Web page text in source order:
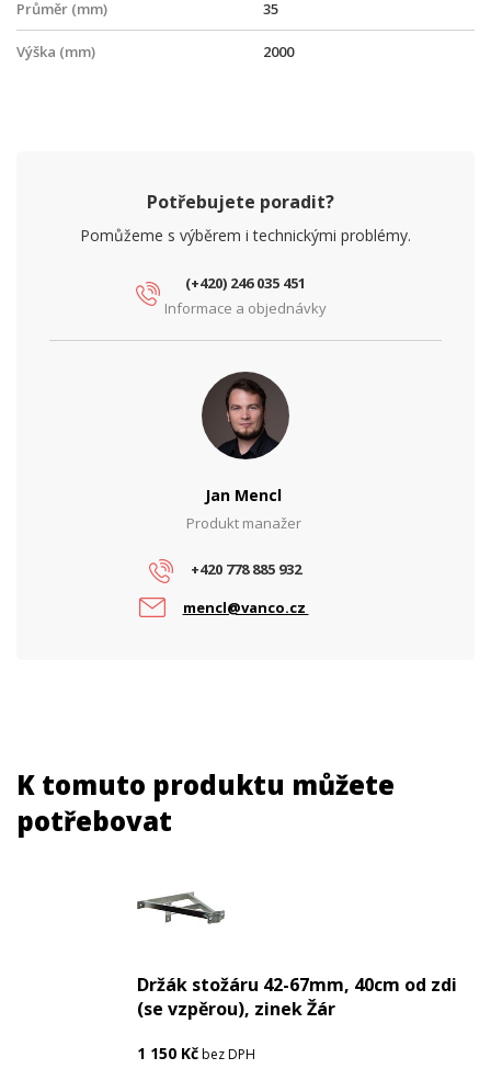
Průměr (mm) 35
Výška (mm) 2000
Potřebujete poradit?
Pomůžeme s výběrem i technickými problémy.
(+420) 246 035 451
Informace a objednávky
Jan Mencl
Produkt manažer
+420 778 885 932
mencl@vanco.cz
K tomuto produktu můžete
potřebovat
Držák stožáru 42-67mm, 40cm od zdi
(se vzpěrou), zinek Žár
1 150 Kčbez DPH